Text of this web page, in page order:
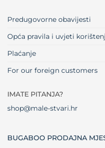
Predugovorne obavijesti
Opća pravila i uvjeti
Plaćanje
For our foreign customers
IMATE PITANJA?
shop@male-stvari.hr
BUGABOO PRODAJNA